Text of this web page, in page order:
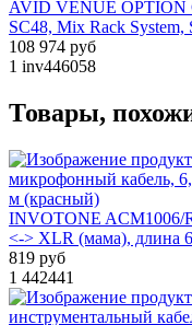
AVID VENUE OPTION
SC48, Mix Rack System,
108 974 руб
1 inv446058
Товары,
INVOTONE ACM1006/
<-> XLR (мама), длина
819 руб
1 442441